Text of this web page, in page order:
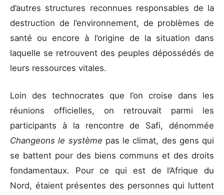
d’autres structures reconnues responsables de la
destruction de l’environnement, de problèmes de
santé ou encore à l’origine de la situation dans
laquelle se retrouvent des peuples dépossédés de
leurs ressources vitales.
Loin des technocrates que l’on croise dans les
réunions officielles, on retrouvait parmi les
participants à la rencontre de Safi, dénommée
Changeons le système pas le climat, des gens qui
se battent pour des biens communs et des droits
fondamentaux. Pour ce qui est de l’Afrique du
Nord, étaient présentes des personnes qui luttent